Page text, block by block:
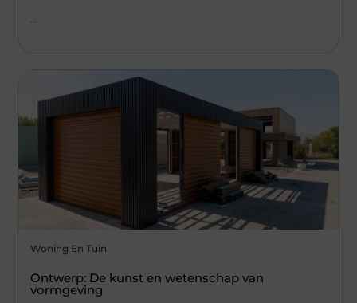
Woning En Tuin
Ontwerp: De kunst en wetenschap van
vormgeving